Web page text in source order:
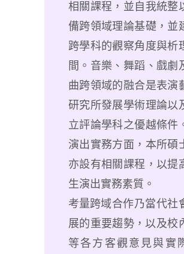
相關課程，並自我統整
備跨領域理論基礎，並
跨學科的觀察角度與析
間。音樂、舞蹈、戲劇
曲跨領域的融合是表演
研究所發展學術理論以
立評論學科之優越條件
演出實務方面，本所碩
亦設有相關課程，以提
生演出實務素質。
考量跨域合作乃當代社
展的重要趨勢，以及校
等各方客觀意見與實